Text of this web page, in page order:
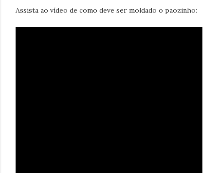
Assista ao vídeo de como deve ser moldado o pãozinho: